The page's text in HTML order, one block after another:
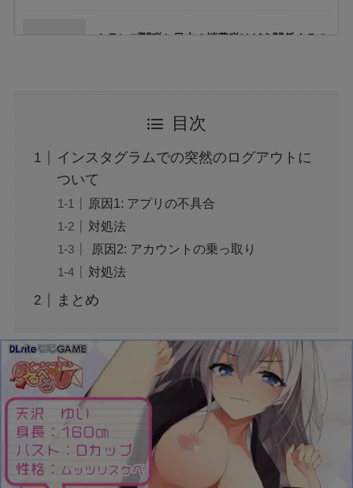
トランプ関税と日本の消費税はどう関係するの
らえる？引換時の注意点も解説
広末涼子の薬物使用疑惑：事故と逮捕の真相を
トランプの関税で何が変わる？関税についても
わかりやすく解説！
【迷惑メール】dodaからのSMSは詐欺？原因
と対処法は？
【Switch2】抽選結果が表示されない？原因と
対策は？
目次
インスタグラムでの突然のログアウトに
ついて
原因1: アプリの不具合
対処法
原因2: アカウントの乗っ取り
対処法
まとめ